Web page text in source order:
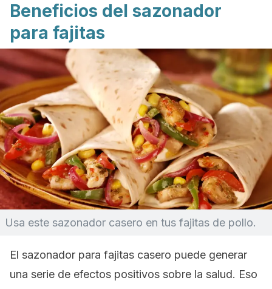
Beneficios del sazonador
para fajitas
Usa este sazonador casero en tus fajitas de pollo.
El sazonador para fajitas casero puede generar
una serie de efectos positivos sobre la salud. Eso